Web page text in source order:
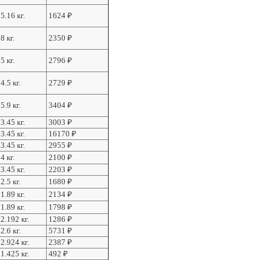
5.16 кг. 1624 ₽
8 кг. 2350 ₽
5 кг. 2796 ₽
4.5 кг. 2729 ₽
5.9 кг. 3404 ₽
3.45 кг. 3003 ₽
3.45 кг. 16170 ₽
3.45 кг. 2955 ₽
4 кг. 2100 ₽
3.45 кг. 2203 ₽
2.5 кг. 1680 ₽
1.89 кг. 2134 ₽
1.89 кг. 1798 ₽
2.192 кг. 1286 ₽
2.6 кг. 5731 ₽
2.924 кг. 2387 ₽
1.425 кг. 492 ₽